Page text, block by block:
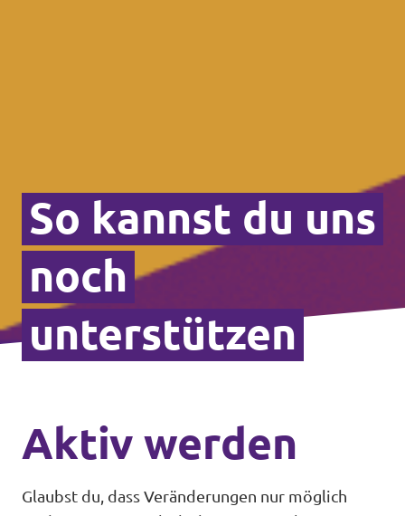
So kannst du uns
noch
unterstützen
Aktiv werden
Glaubst du, dass Veränderungen nur möglich